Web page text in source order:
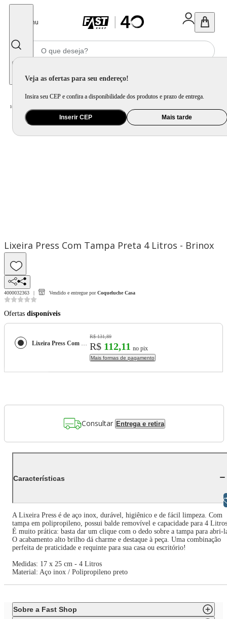
Menu
Veja as ofertas para seu endereço!
Insira seu CEP e confira a disponibilidade dos produtos e prazo de entrega.
Inserir CEP Mais tarde
Home
Lixeira Press Com Tampa Preta 4 Litros - Brinox
4000032363 Vendido e entregue por Coqueluche Casa
Ofertas disponíveis
Lixeira Press Com Tampa Preta 4 Litros - Brinox
R$ 131,89
R$ 112,11 no pix
Mais formas de pagamento
Consultar Entrega e retira
Características
A Lixeira Press é de aço inox, durável, higiênico e de fácil limpeza. Com
tampa em polipropileno, possui balde removível e capacidade para 4
É muito prática: basta dar um clique com o dedo sobre a tampa para abri-
O acabamento alto brilho dá charme e destaque à peça. Uma combinação
perfeita de praticidade e requinte para sua casa ou escritório!
Medidas: 17 x 25 cm - 4 Litros
Material: Aço inox / Polipropileno preto
Sobre a Fast Shop